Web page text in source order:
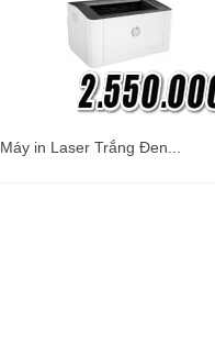
Máy in Laser Trắng Đen...